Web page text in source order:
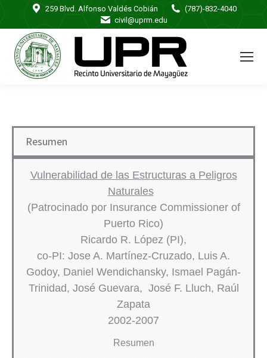
259 Blvd. Alfonso Valdés Cobián
(787)-832-4040
civil@uprm.edu
Resumen
Vulnerabilidad de las Estructuras a Peligros
Naturales
(Patrocinado por Insurance Commissioner of
Puerto Rico)
Ricardo R. López (PI),
co-PI: Jose A. Martínez-Cruzado, Luis A.
Godoy, Daniel Wendichansky, Ismael Pagán-
Trinidad, José Guevara, José F. Lluch, Raúl
Zapata
2002-2007
Resumen